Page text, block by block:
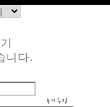
니다.
후기 수정